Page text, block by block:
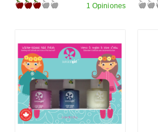
1 Opiniones